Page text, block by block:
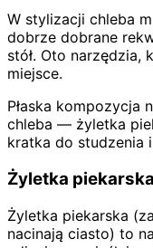
W stylizacji chleba
dobrze dobrane
stół. Oto narzędzia,
miejsce.
Płaska
chleba — żyletka
kratka do studzenia
Żyletka piekarska
Żyletka piekarska
nacinają ciasto) to